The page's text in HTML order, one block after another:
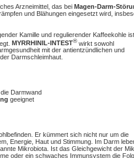
Arzneimittel, das bei Magen-Darm-
und Blähungen eingesetzt wird,
Kamille und regulierender Kaffeekohle
MYRRHINIL-INTEST®wirkt sowohl
mit der antientzündlichen und
Darmschleimhaut.
Darmwand
geeignet
Er kümmert sich nicht nur um die
Energie, Haut und Stimmung. Im Darm
Mikrobiota. Ist das Gleichgewicht der
oder ein schwaches Immunsystem die